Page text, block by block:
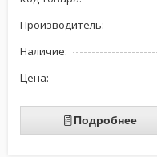
Производитель:
Наличие:
Цена:
Подробнее